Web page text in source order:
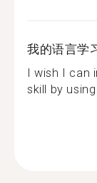
我的语言学
I wish I can
skill by